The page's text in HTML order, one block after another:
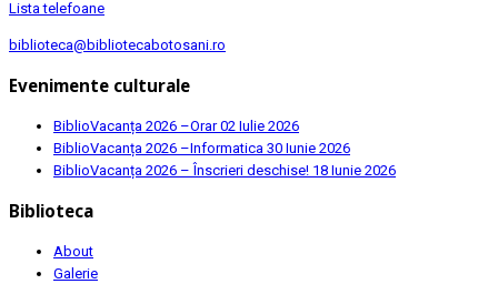
Lista telefoane
biblioteca@bibliotecabotosani.ro
Evenimente culturale
BiblioVacanța 2026 –Orar02 Iulie 2026
BiblioVacanța 2026 –Informatica 30 Iunie 2026
BiblioVacanța 2026 – Înscrieri deschise! 18 Iunie 2026
Biblioteca
About
Galerie